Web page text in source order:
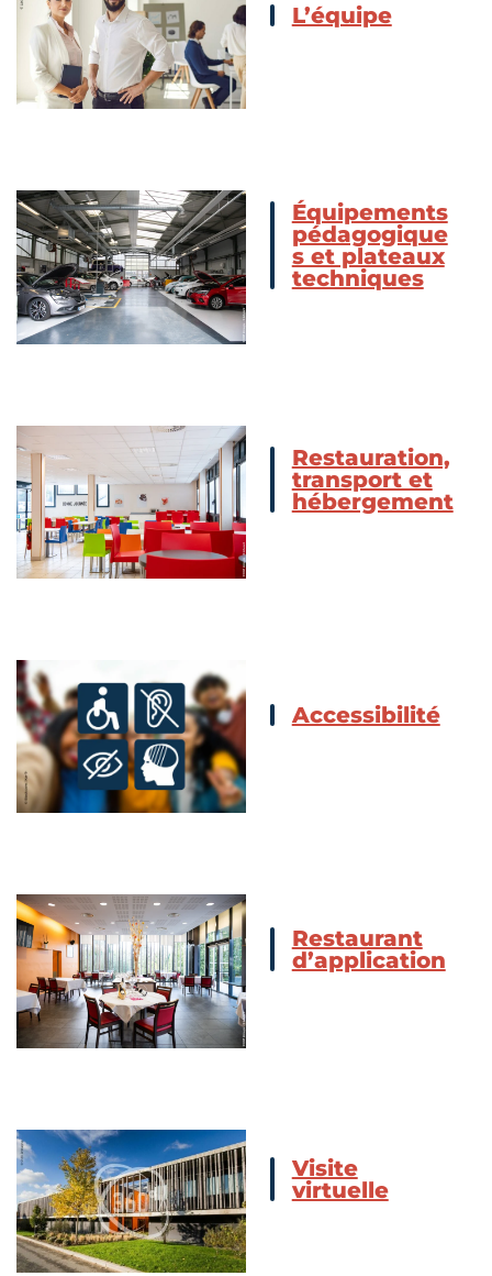
L’équipe
Équipements
pédagogique
s et plateaux
techniques
Restauration,
transport et
hébergement
Accessibilité
Restaurant
d’application
Visite
virtuelle